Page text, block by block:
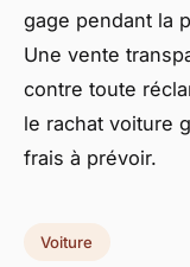
gage pendant la
Une vente
contre toute
le rachat voiture
frais à prévoir.
Voiture